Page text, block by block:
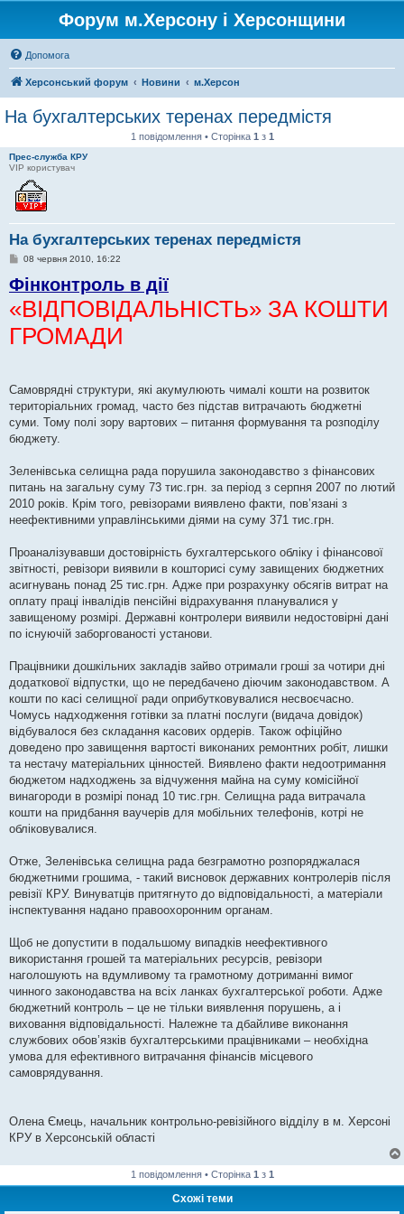
Форум м.Херсону і Херсонщини
Допомога
Херсонський форум Новини м.Херсон
На бухгалтерських теренах передмістя
1 повідомлення • Сторінка 1 з 1
Прес-служба КРУ
VIP користувач
На бухгалтерських теренах передмістя
П
в
і
д
о
е
08 червня 2010, 16:22
Фінконтроль в дії
«ВІДПОВІДАЛЬНІСТЬ» ЗА КОШТИ
ГРОМАДИ
Самоврядні структури, які акумулюють чималі кошти на розвиток
територіальних громад, часто без підстав витрачають бюджетні
суми. Тому полі зору вартових – питання формування та розподілу
бюджету.
Зеленівська селищна рада порушила законодавство з фінансових
питань на загальну суму 73 тис.грн. за період з серпня 2007 по лютий
2010 років. Крім того, ревізорами виявлено факти, пов’язані з
неефективними управлінськими діями на суму 371 тис.грн.
Проаналізувавши достовірність бухгалтерського обліку і фінансової
звітності, ревізори виявили в кошторисі суму завищених бюджетних
асигнувань понад 25 тис.грн. Адже при розрахунку обсягів витрат на
оплату праці інвалідів пенсійні відрахування планувалися у
завищеному розмірі. Державні контролери виявили недостовірні дані
по існуючій заборгованості установи.
Працівники дошкільних закладів зайво отримали гроші за чотири дні
додаткової відпустки, що не передбачено діючим законодавством. А
кошти по касі селищної ради оприбутковувалися несвоєчасно.
Чомусь надходження готівки за платні послуги (видача довідок)
відбувалося без складання касових ордерів. Також офіційно
доведено про завищення вартості виконаних ремонтних робіт, лишки
та нестачу матеріальних цінностей. Виявлено факти недоотримання
бюджетом надходжень за відчуження майна на суму комісійної
винагороди в розмірі понад 10 тис.грн. Селищна рада витрачала
кошти на придбання ваучерів для мобільних телефонів, котрі не
обліковувалися.
Отже, Зеленівська селищна рада безграмотно розпоряджалася
бюджетними грошима, - такий висновок державних контролерів після
ревізії КРУ. Винуватців притягнуто до відповідальності, а матеріали
інспектування надано правоохоронним органам.
Щоб не допустити в подальшому випадків неефективного
використання грошей та матеріальних ресурсів, ревізори
наголошують на вдумливому та грамотному дотриманні вимог
чинного законодавства на всіх ланках бухгалтерської роботи. Адже
бюджетний контроль – це не тільки виявлення порушень, а і
виховання відповідальності. Належне та дбайливе виконання
службових обов’язків бухгалтерськими працівниками – необхідна
умова для ефективного витрачання фінансів місцевого
самоврядування.
Олена Ємець, начальник контрольно-ревізійного відділу в м. Херсоні
КРУ в Херсонській області
1 повідомлення • Сторінка 1 з 1
Схожі теми